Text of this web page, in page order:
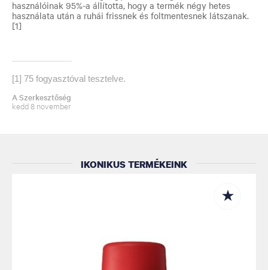
használóinak 95%-a állította, hogy a termék négy hetes
használata után a ruhái frissnek és foltmentesnek látszanak.
[1]
[1] 75 fogyasztóval tesztelve.
A Szerkesztőség
kedd 8 november
IKONIKUS TERMÉKEINK